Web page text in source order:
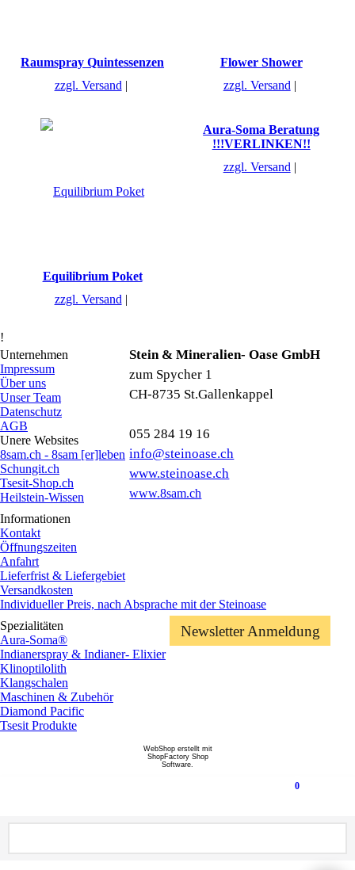
Raumspray Quintessenzen
zzgl. Versand
Flower Shower
zzgl. Versand
Equilibrium Poket
zzgl. Versand
Aura-Soma Beratung
!!!VERLINKEN!!
zzgl. Versand
!
Unternehmen
Impressum
Über uns
Unser Team
Datenschutz
AGB
Unere Websites
8sam.ch - 8sam [er]leben
Schungit.ch
Tsesit-Shop.ch
Heilstein-Wissen
Informationen
Kontakt
Öffnungszeiten
Anfahrt
Lieferfrist & Liefergebiet
Versandkosten
Individueller Preis, nach Absprache mit der Steinoase
Spezialitäten
Aura-Soma®
Indianerspray & Indianer- Elixier
Klinoptilolith
Klangschalen
Maschinen & Zubehör
Diamond Pacific
Tsesit Produkte
Stein & Mineralien- Oase GmbH
zum Spycher 1
CH-8735 St.Gallenkappel
055 284 19 16
info@steinoase.ch
www.steinoase.ch
www.8sam.ch
Newsletter Anmeldung
WebShop erstellt mit
ShopFactory Shop
Software.
0